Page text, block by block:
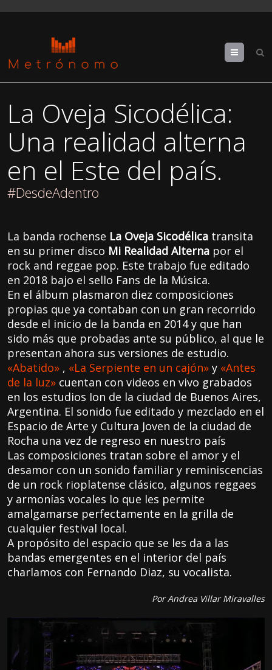
Menu
La Oveja Sicodélica:
Una realidad alterna
en el Este del país.
#DesdeAdentro
La banda rochense La Oveja Sicodélica transita
en su primer disco Mi Realidad Alterna por el
rock and reggae pop. Este trabajo fue editado
en 2018 bajo el sello Fans de la Música.
En el álbum plasmaron diez composiciones
propias que ya contaban con un gran recorrido
desde el inicio de la banda en 2014 y que han
sido más que probadas ante su público, al que le
presentan ahora sus versiones de estudio.
«Abatido» , «La Serpiente en un cajón» y «Antes
de la luz» cuentan con videos en vivo grabados
en los estudios Ion de la ciudad de Buenos Aires,
Argentina. El sonido fue editado y mezclado en el
Espacio de Arte y Cultura Joven de la ciudad de
Rocha una vez de regreso en nuestro país
Las composiciones tratan sobre el amor y el
desamor con un sonido familiar y reminiscencias
de un rock rioplatense clásico, algunos reggaes
y armonías vocales lo que les permite
amalgamarse perfectamente en la grilla de
cualquier festival local.
A propósito del espacio que se les da a las
bandas emergentes en el interior del país
charlamos con Fernando Diaz, su vocalista.
Por Andrea Villar Miravalles